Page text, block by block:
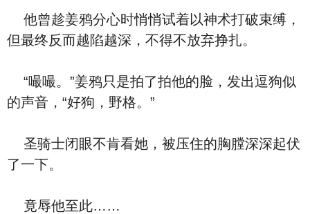
他曾趁姜鸦分心时悄悄试着以神术打破束缚，
但最终反而越陷越深，不得不放弃挣扎。
“嘬嘬。”姜鸦只是拍了拍他的脸，发出逗狗似
的声音，“好狗，野格。”
圣骑士闭眼不肯看她，被压住的胸膛深深起伏
了一下。
竟辱他至此……